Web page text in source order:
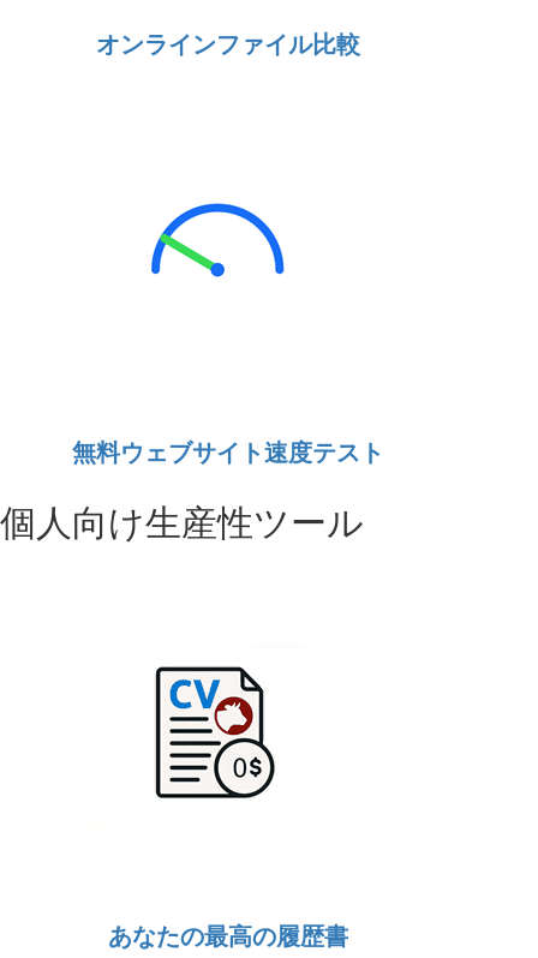
オンラインファイル比較
無料ウェブサイト速度テスト
個人向け生産性ツール
あなたの最高の履歴書